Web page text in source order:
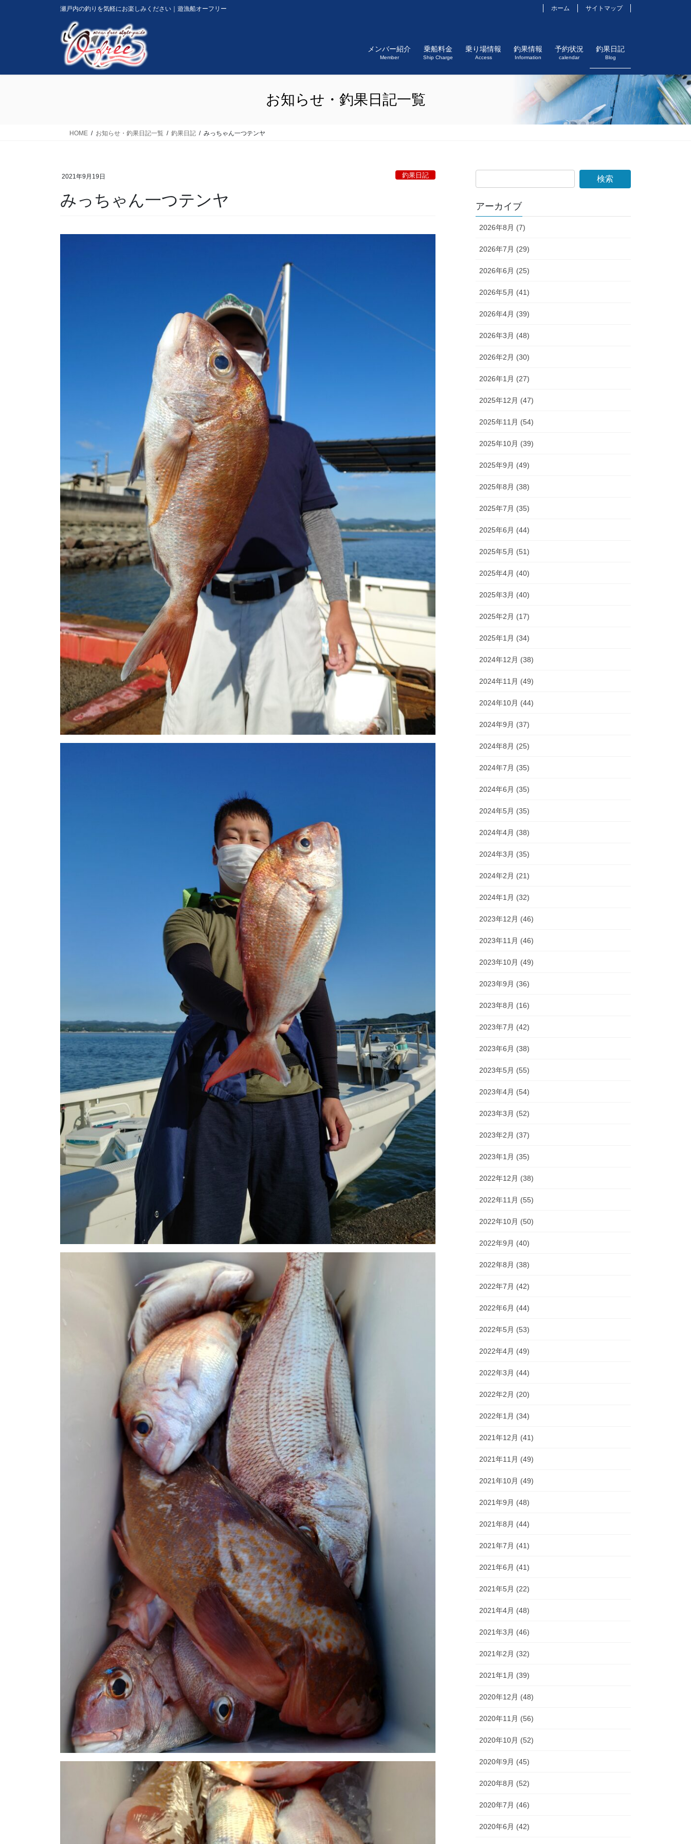
瀬戸内の釣りを気軽にお楽しみください｜遊漁船オーフリー ホーム サイトマップ
メンバー紹介
Member
乗船料金
Ship Charge
乗り場情報
Access
釣果情報
Information
予約状況
calendar
釣果日記
Blog
お知らせ・釣果日記一覧
HOME お知らせ・釣果日記一覧 釣果日記 みっちゃん一つテンヤ
2021年9月19日 釣果日記
みっちゃん一つテンヤ アーカイブ
2026年8月 (7)
2026年7月 (29)
2026年6月 (25)
2026年5月 (41)
2026年4月 (39)
2026年3月 (48)
2026年2月 (30)
2026年1月 (27)
2025年12月 (47)
2025年11月 (54)
2025年10月 (39)
2025年9月 (49)
2025年8月 (38)
2025年7月 (35)
2025年6月 (44)
2025年5月 (51)
2025年4月 (40)
2025年3月 (40)
2025年2月 (17)
2025年1月 (34)
2024年12月 (38)
2024年11月 (49)
2024年10月 (44)
2024年9月 (37)
2024年8月 (25)
2024年7月 (35)
2024年6月 (35)
2024年5月 (35)
2024年4月 (38)
2024年3月 (35)
2024年2月 (21)
2024年1月 (32)
2023年12月 (46)
2023年11月 (46)
2023年10月 (49)
2023年9月 (36)
2023年8月 (16)
2023年7月 (42)
2023年6月 (38)
2023年5月 (55)
2023年4月 (54)
2023年3月 (52)
2023年2月 (37)
2023年1月 (35)
2022年12月 (38)
2022年11月 (55)
2022年10月 (50)
2022年9月 (40)
2022年8月 (38)
2022年7月 (42)
2022年6月 (44)
2022年5月 (53)
2022年4月 (49)
2022年3月 (44)
2022年2月 (20)
2022年1月 (34)
2021年12月 (41)
2021年11月 (49)
2021年10月 (49)
2021年9月 (48)
2021年8月 (44)
2021年7月 (41)
2021年6月 (41)
2021年5月 (22)
2021年4月 (48)
2021年3月 (46)
2021年2月 (32)
2021年1月 (39)
2020年12月 (48)
2020年11月 (56)
2020年10月 (52)
2020年9月 (45)
2020年8月 (52)
2020年7月 (46)
2020年6月 (42)